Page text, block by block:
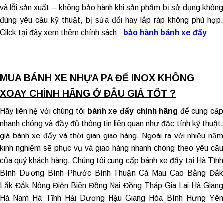
và lỗi sản xuất – không bảo hành khi sản phẩm bị sử dụng không
đúng yêu cầu kỹ thuật, bị sửa đổi hay lắp ráp không phù hợp.
Cilck tại đây xem thêm chính sách : bảo hành bánh xe đẩy
MUA BÁNH XE NHỰA PA ĐẾ INOX KHÔNG
XOAY CHÍNH HÃNG Ở ĐÂU GIÁ TỐT ?
Hãy liên hệ với chúng tôi bánh xe đẩy chính hãng để cung cấp
nhanh chóng và đầy đủ thông tin liên quan như đặc tính kỹ thuật,
giá bánh xe đẩy và thời gian giao hàng. Ngoài ra với nhiều năm
kinh nghiệm sẽ phục vụ và giao hàng nhanh chóng theo yêu cầu
của quý khách hàng. Chúng tôi cung cấp bánh xe đẩy tại Hà Tĩnh
Bình Dương Bình Phước Bình Thuận Cà Mau Cao Bằng Đắk
Lắk Đắk Nông Điện Biên Đồng Nai Đồng Tháp Gia Lai Hà Giang
Hà Nam Hà Tĩnh Hải Dương Hậu Giang Hòa Bình Hưng Yên